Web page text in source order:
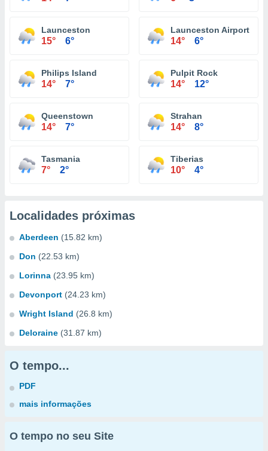
Launceston
15° 6°
Launceston Airport
14° 6°
Philips Island
14° 7°
Pulpit Rock
14° 12°
Queenstown
14° 7°
Strahan
14° 8°
Tasmania
7° 2°
Tiberias
10° 4°
Localidades próximas
Aberdeen (15.82 km)
Don (22.53 km)
Lorinna (23.95 km)
Devonport (24.23 km)
Wright Island (26.8 km)
Deloraine (31.87 km)
O tempo...
PDF
mais informações
O tempo no seu Site